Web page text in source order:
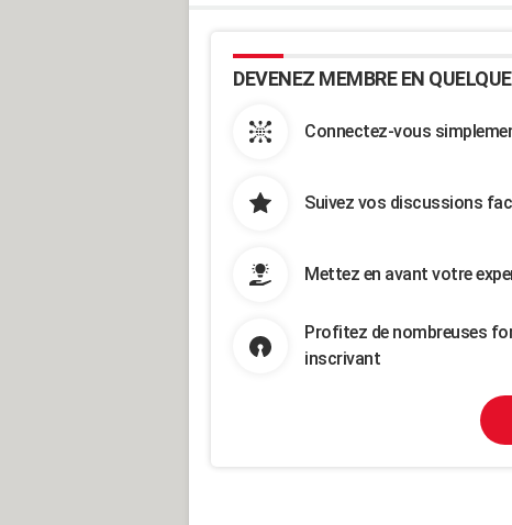
DEVENEZ MEMBRE EN
Connectez-vous
Suivez vos discussions
Mettez en avant votre
Profitez de nombreuses
inscrivant